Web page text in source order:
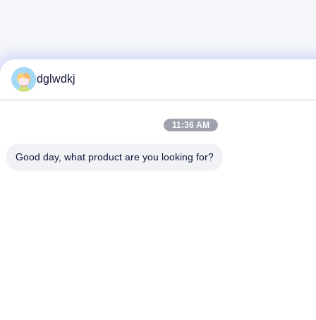
dglwdkj
11:36 AM
Good day, what product are you looking for?